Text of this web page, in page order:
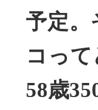
予定。
コっ
58歳